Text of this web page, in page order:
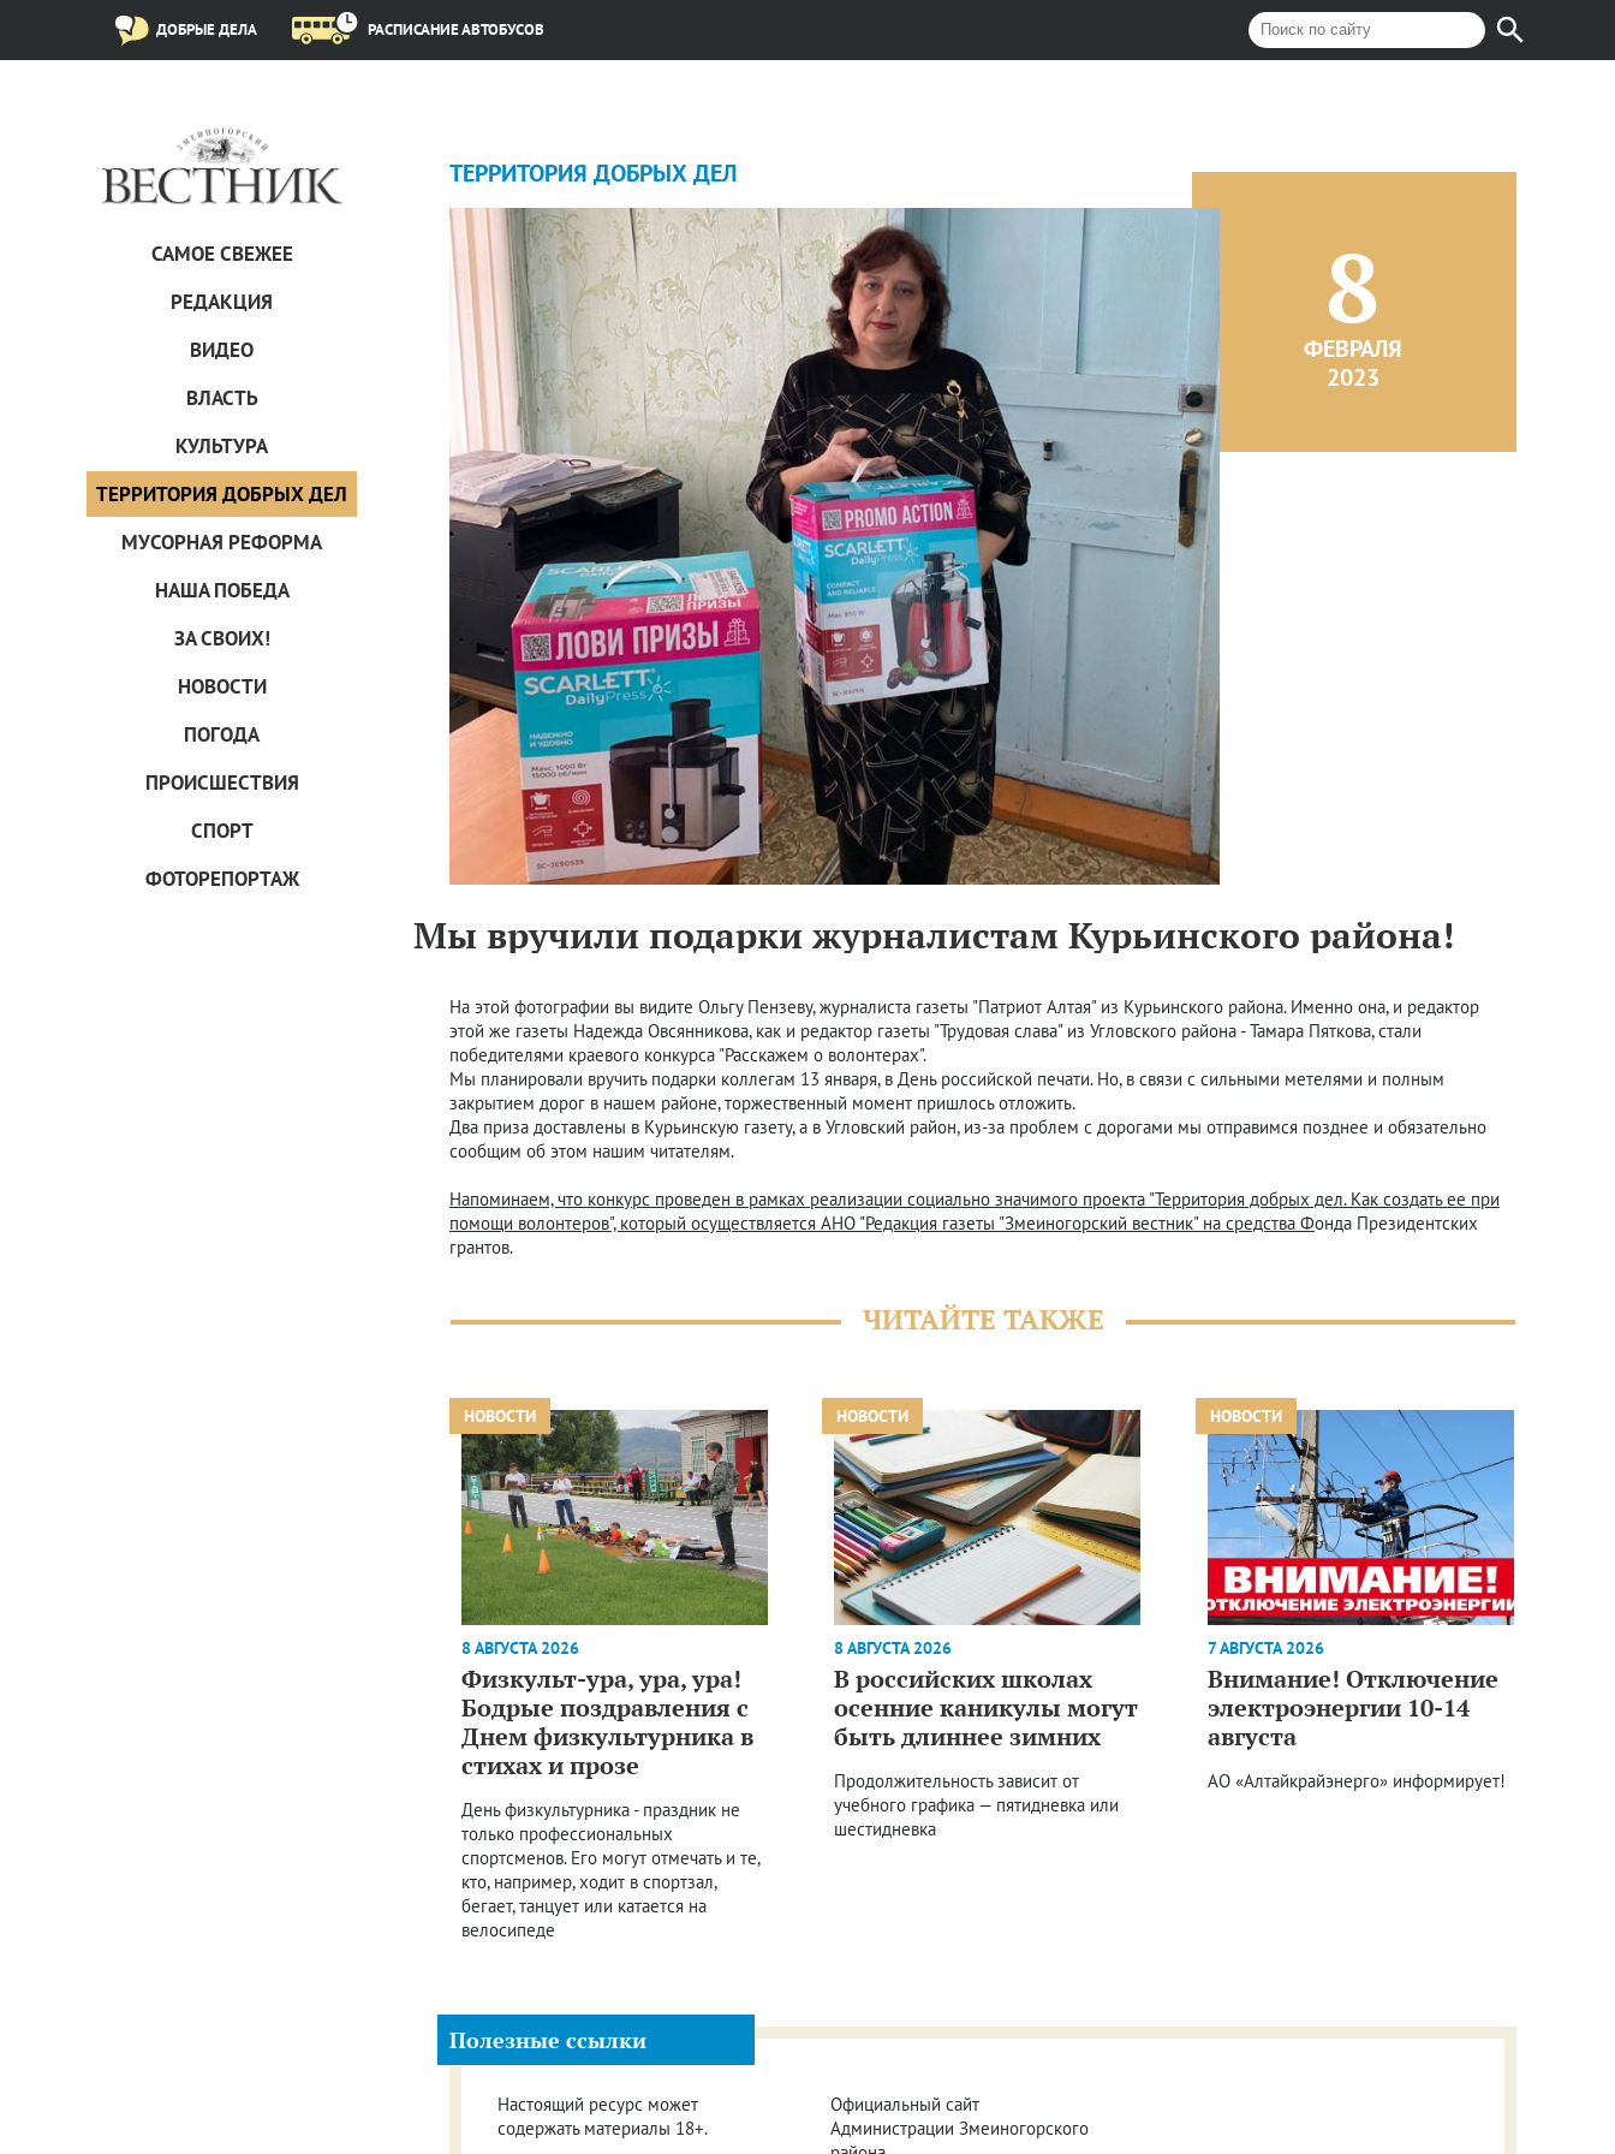
ДОБРЫЕ ДЕЛА РАСПИСАНИЕ АВТОБУСОВ
САМОЕ СВЕЖЕЕ
РЕДАКЦИЯ
ВИДЕО
ВЛАСТЬ
КУЛЬТУРА
ТЕРРИТОРИЯ ДОБРЫХ ДЕЛ
МУСОРНАЯ РЕФОРМА
НАША ПОБЕДА
ЗА СВОИХ!
НОВОСТИ
ПОГОДА
ПРОИCШЕСТВИЯ
СПОРТ
ФОТОРЕПОРТАЖ
ТЕРРИТОРИЯ ДОБРЫХ ДЕЛ
8
ФЕВРАЛЯ
2023
Мы вручили подарки журналистам Курьинского района!
На этой фотографии вы видите Ольгу Пензеву, журналиста газеты "Патриот Алтая" из Курьинского района. Именно она, и редактор
этой же газеты Надежда Овсянникова, как и редактор газеты "Трудовая слава" из Угловского района - Тамара Пяткова, стали
победителями краевого конкурса "Расскажем о волонтерах".
Мы планировали вручить подарки коллегам 13 января, в День российской печати. Но, в связи с сильными метелями и полным
закрытием дорог в нашем районе, торжественный момент пришлось отложить.
Два приза доставлены в Курьинскую газету, а в Угловский район, из-за проблем с дорогами мы отправимся позднее и обязательно
сообщим об этом нашим читателям.
Напоминаем, что конкурс проведен в рамках реализации социально значимого проекта "Территория добрых дел. Как создать ее при
помощи волонтеров", который осуществляется АНО "Редакция газеты "Змеиногорский вестник" на средства Фонда Президентских
грантов.
ЧИТАЙТЕ ТАКЖЕ
НОВОСТИ
8 АВГУСТА 2026
Физкульт-ура, ура, ура!
Бодрые поздравления с
Днем физкультурника в
стихах и прозе
День физкультурника - праздник не
только профессиональных
спортсменов. Его могут отмечать и те,
кто, например, ходит в спортзал,
бегает, танцует или катается на
велосипеде
НОВОСТИ
8 АВГУСТА 2026
В российских школах
осенние каникулы могут
быть длиннее зимних
Продолжительность зависит от
учебного графика — пятидневка или
шестидневка
НОВОСТИ
7 АВГУСТА 2026
Внимание! Отключение
электроэнергии 10-14
августа
АО «Алтайкрайэнерго» информирует!
Полезные ссылки
Настоящий ресурс может
содержать материалы 18+.
Официальный сайт
Администрации Змеиногорского